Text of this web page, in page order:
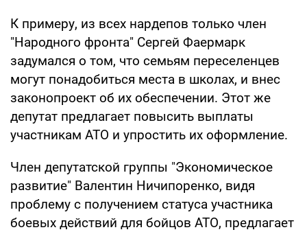
К примеру, из всех нардепов только член
"Народного фронта" Сергей Фаермарк
задумался о том, что семьям переселенцев
могут понадобиться места в школах, и внес
законопроект об их обеспечении. Этот же
депутат предлагает повысить выплаты
участникам АТО и упростить их оформление.
Член депутатской группы "Экономическое
развитие" Валентин Ничипоренко, видя
проблему с получением статуса участника
боевых действий для бойцов АТО, предлагает